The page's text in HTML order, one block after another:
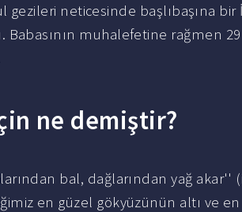
neticesinde başlıbaşına
Babasının muhalefetine rağmen
ne demiştir?
bal, dağlarından yağ
en güzel gökyüzünün altı ve